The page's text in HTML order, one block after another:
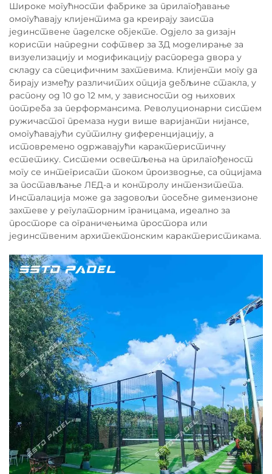
Широке могућности фабрике за прилагођавање
омогућавају клијентима да креирају заиста
јединствене паделске објекте. Одјело за дизајн
користи напредни софтвер за 3Д моделирање за
визуелизацију и модификацију распореда двора у
складу са специфичним захтевима. Клијенти могу да
бирају између различитих опција дебљине стакла, у
распону од 10 до 12 мм, у зависности од њихових
потреба за перформансима. Револуционарни систем
ружичастог премаза нуди више варијанти нијансе,
омогућавајући суптилну диференцијацију, а
истовремено одржавајући карактеристичну
естетику. Системи осветљења на прилагођеност
могу се интегрисати током производње, са опцијама
за постављање ЛЕД-а и контролу интензитета.
Инсталација може да задовољи посебне димензионе
захтеве у регулаторним границама, идеално за
просторе са ограничењима простора или
јединственим архитектонским карактеристикама.